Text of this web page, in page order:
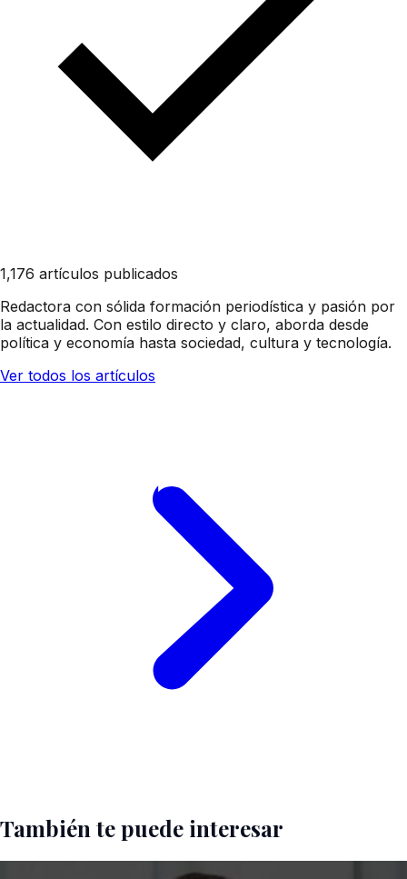
1,176 artículos publicados
Redactora con sólida formación periodística y pasión por
la actualidad. Con estilo directo y claro, aborda desde
política y economía hasta sociedad, cultura y tecnología.
Ver todos los artículos
También te puede interesar